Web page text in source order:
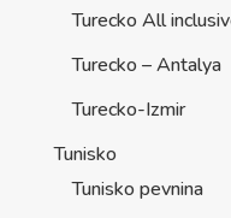
Turecko All
Turecko – Antalya
Turecko-Izmir
Tunisko
Tunisko pevnina